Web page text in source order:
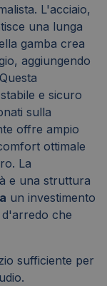
L'acciaio,
una lunga
gamba crea
aggiungendo
e sicuro
sulla
offre ampio
ottimale
La
e una struttura
un investimento
che
sufficiente per